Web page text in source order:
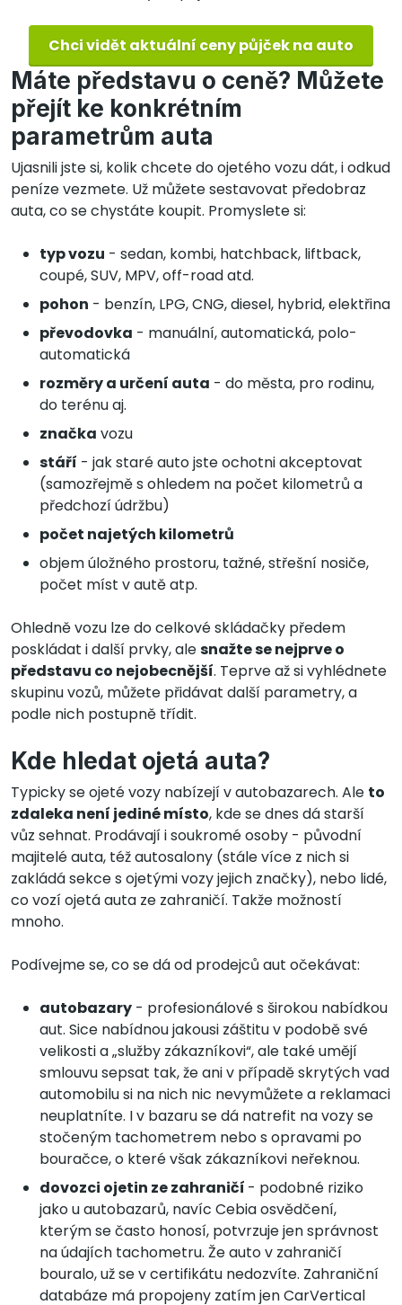
Chci vidět aktuální ceny půjček na auto
Máte představu o ceně? Můžete
přejít ke konkrétním
parametrům auta
Ujasnili jste si, kolik chcete do ojetého vozu dát, i odkud
peníze vezmete. Už můžete sestavovat předobraz
auta, co se chystáte koupit. Promyslete si:
typ vozu - sedan, kombi, hatchback, liftback,
coupé, SUV, MPV, off-road atd.
pohon - benzín, LPG, CNG, diesel, hybrid, elektřina
převodovka - manuální, automatická, polo-
automatická
rozměry a určení auta - do města, pro rodinu,
do terénu aj.
značka vozu
stáří - jak staré auto jste ochotni akceptovat
(samozřejmě s ohledem na počet kilometrů a
předchozí údržbu)
počet najetých kilometrů
objem úložného prostoru, tažné, střešní nosiče,
počet míst v autě atp.
Ohledně vozu lze do celkové skládačky předem
poskládat i další prvky, alesnažte se nejprve o
představu co nejobecnější. Teprve až si vyhlédnete
skupinu vozů, můžete přidávat další parametry, a
podle nich postupně třídit.
Kde hledat ojetá auta?
Typicky se ojeté vozy nabízejí v autobazarech. Ale to
zdaleka není jediné místo, kde se dnes dá starší
vůz sehnat. Prodávají i soukromé osoby - původní
majitelé auta, též autosalony (stále více z nich si
zakládá sekce s ojetými vozy jejich značky), nebo lidé,
co vozí ojetá auta ze zahraničí. Takže možností
mnoho.
Podívejme se, co se dá od prodejců aut očekávat:
autobazary - profesionálové s širokou nabídkou
aut. Sice nabídnou jakousi záštitu v podobě své
velikosti a „služby zákazníkovi“, ale také umějí
smlouvu sepsat tak, že ani v případě skrytých vad
automobilu si na nich nic nevymůžete a reklamaci
neuplatníte. I v bazaru se dá natrefit na vozy se
stočeným tachometrem nebo s opravami po
bouračce, o které však zákazníkovi neřeknou.
dovozci ojetin ze zahraničí - podobné riziko
jako u autobazarů, navíc Cebia osvědčení,
kterým se často honosí, potvrzuje jen správnost
na údajích tachometru. Že auto v zahraničí
bouralo, už se v certifikátu nedozvíte. Zahraniční
databáze má propojeny zatím jen CarVertical